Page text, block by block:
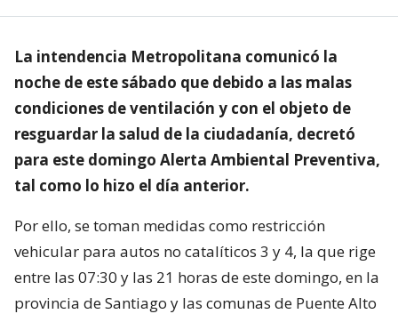
La intendencia Metropolitana comunicó la
noche de este sábado que debido a las malas
condiciones de ventilación y con el objeto de
resguardar la salud de la ciudadanía, decretó
para este domingo Alerta Ambiental Preventiva,
tal como lo hizo el día anterior.
Por ello, se toman medidas como restricción
vehicular para autos no catalíticos 3 y 4, la que rige
entre las 07:30 y las 21 horas de este domingo, en la
provincia de Santiago y las comunas de Puente Alto